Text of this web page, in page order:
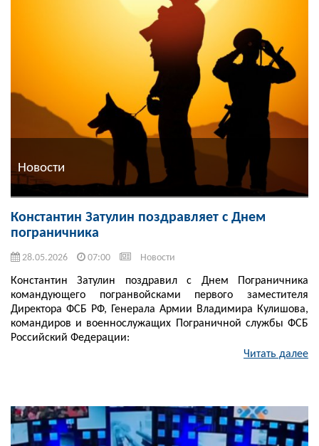
Новости
Константин Затулин поздравляет с Днем
пограничника
28.05.2026 07:00 Новости
Константин Затулин поздравил с Днем Пограничника
командующего погранвойсками первого заместителя
Директора ФСБ РФ, Генерала Армии Владимира Кулишова,
командиров и военнослужащих Пограничной службы ФСБ
Российский Федерации:
Читать далее